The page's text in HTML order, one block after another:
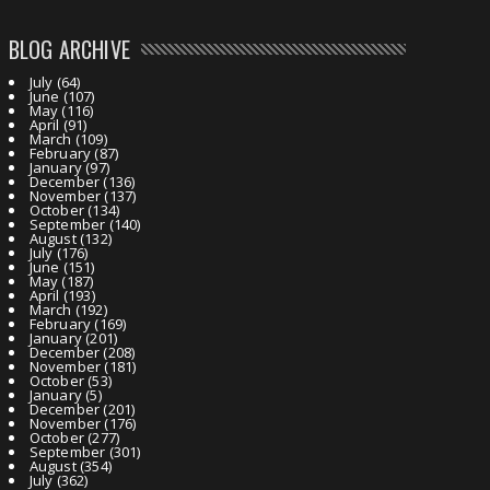
BLOG ARCHIVE
July (64)
June(107)
May(116)
April (91)
March (109)
February(87)
January(97)
December(136)
November(137)
October(134)
September (140)
August(132)
July(176)
June(151)
May(187)
April (193)
March (192)
February(169)
January(201)
December(208)
November(181)
October(53)
January(5)
December(201)
November(176)
October(277)
September (301)
August(354)
July(362)